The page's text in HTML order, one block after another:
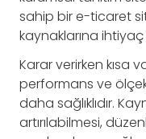
sahip bir e-ticaret
kaynaklarına
Karar verirken kısa
performans ve
daha sağlıklıdır.
artırılabilmesi,